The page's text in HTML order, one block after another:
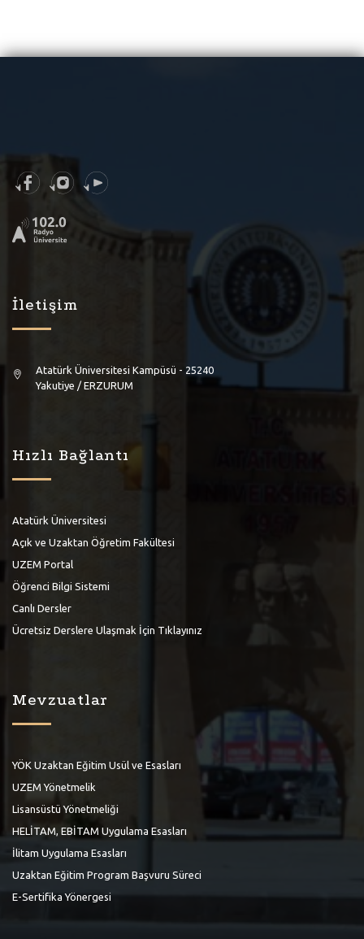
İletişim
Atatürk Üniversitesi Kampüsü - 25240
Yakutiye / ERZURUM
Hızlı Bağlantı
Atatürk Üniversitesi
Açık ve Uzaktan Öğretim Fakültesi
UZEM Portal
Öğrenci Bilgi Sistemi
Canlı Dersler
Ücretsiz Derslere Ulaşmak İçin Tıklayınız
Mevzuatlar
YÖK Uzaktan Eğitim Usül ve Esasları
UZEM Yönetmelik
Lisansüstü Yönetmeliği
HELİTAM, EBİTAM Uygulama Esasları
İlitam Uygulama Esasları
Uzaktan Eğitim Program Başvuru Süreci
E-Sertifika Yönergesi